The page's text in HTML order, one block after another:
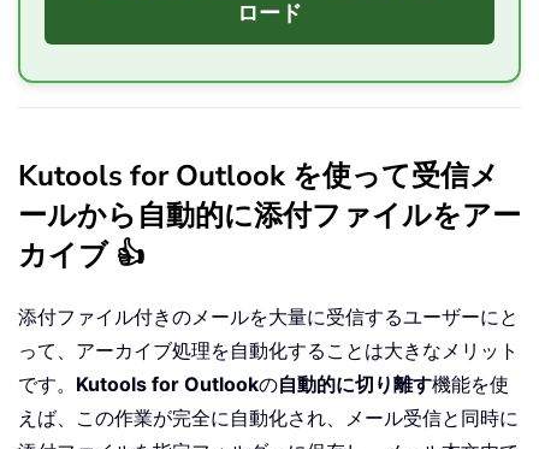
ロード
Kutools for Outlook を使って受信メ
ールから自動的に添付ファイルをアー
カイブ 👍
添付ファイル付きのメールを大量に受信するユーザーにと
って、アーカイブ処理を自動化することは大きなメリット
です。 Kutools for Outlookの自動的に切り離す機能を使
えば、この作業が完全に自動化され、メール受信と同時に